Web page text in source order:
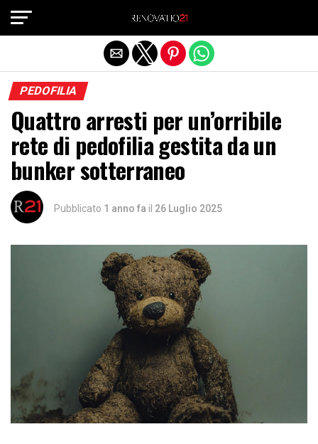
PEDOFILIA
Quattro arresti per un’orribile
rete di pedofilia gestita da un
bunker sotterraneo
Pubblicato 1 anno fa il 26 Luglio 2025
Exit mobile version